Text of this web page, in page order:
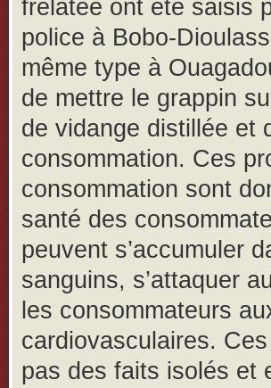
frelatée ont été saisis
police à Bobo-
même type à
de mettre le grappin
de vidange distillée et
consommation. Ces
consommation sont
santé des
peuvent s’accumuler
sanguins, s’attaquer
les consommateurs
cardiovasculaires.
pas des faits isolés et